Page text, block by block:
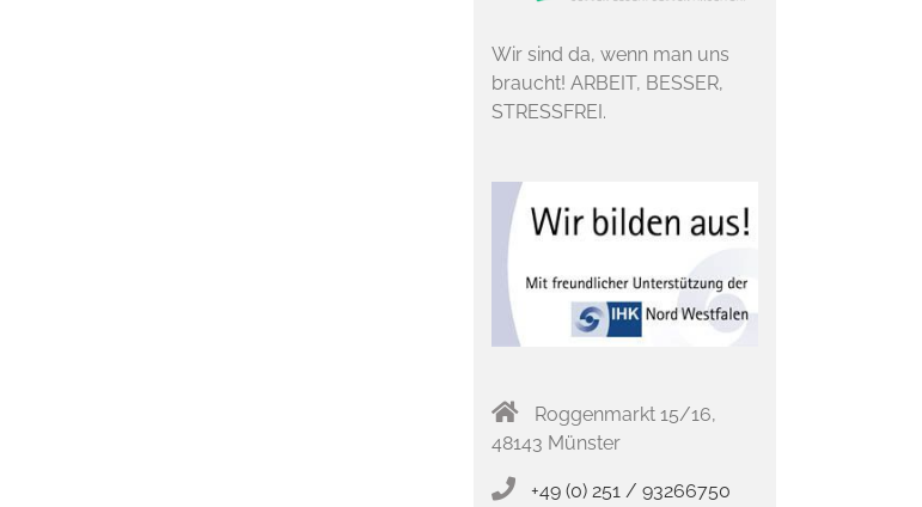
Wir sind da, wenn man uns
braucht! ARBEIT, BESSER,
STRESSFREI.
Roggenmarkt 15/16,
48143 Münster
+49 (0) 251 / 93266750